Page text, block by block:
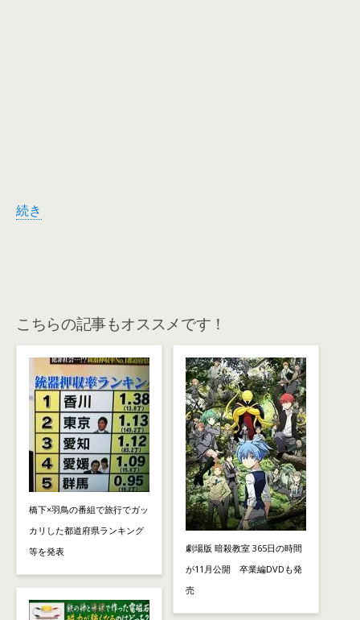
続き
こちらの記事もオススメです！
橋下×羽鳥の番組で旅行でガッ
カリした都道府県ランキング
等を発表
劇場版 暗殺教室 365日の時間
が11月公開 卒業編DVDも発
売